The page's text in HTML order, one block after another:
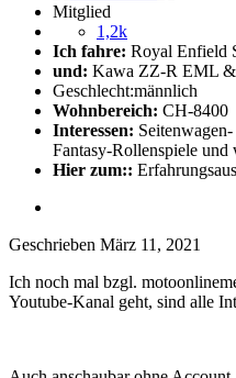
Mitglied
1,2k
Ich fahre: Royal Enfield
und: Kawa ZZ-R EML
Geschlecht:männlich
Wohnbereich: CH-8400
Interessen:
Fantasy-Rollenspiele und
Hier zum::
Geschrieben März 11, 2021
Ich noch mal bzgl.
Youtube-Kanal geht, sind alle